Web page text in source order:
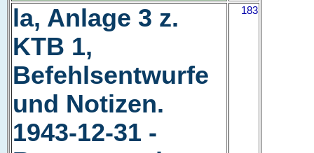
la, Anlage 3 z.
KTB 1,
Befehlsentwurfe
und Notizen.
1943-12-31 -
183